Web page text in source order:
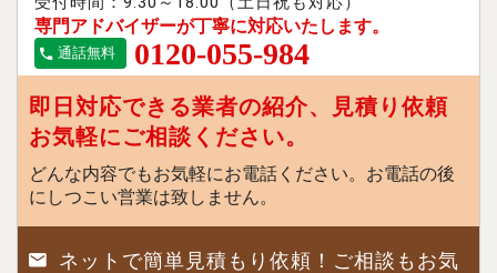
専門アドバイザーが丁寧に対応いたします。
通話無料 0120-055-984
即日対応できる業者の紹介、見積り依頼
お気軽にご相談ください。
どんな内容でもお気軽にお電話ください。お電話の後
にしつこい営業は致しません。
ネットで簡単見積もり依頼！ご相談もお気